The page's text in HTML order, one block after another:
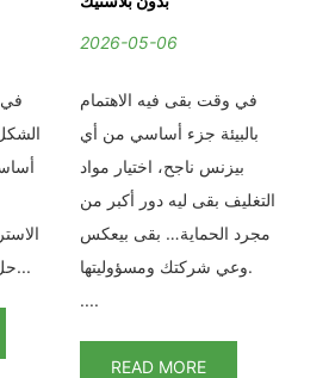
في
حل ذكي يجمع بين حماية...
2026-05-06
في وقت بقى فيه الاهتمام
بالبيئة جزء أساسي من أي
بيزنس ناجح، اختيار مواد
التغليف بقى ليه دور أكبر من
مجرد الحماية… بقى بيعكس
وعي شركتك ومسؤوليتها.
....
READ MORE